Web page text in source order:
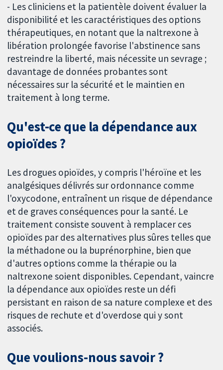
- Les cliniciens et la patientèle doivent évaluer la
disponibilité et les caractéristiques des options
thérapeutiques, en notant que la naltrexone à
libération prolongée favorise l'abstinence sans
restreindre la liberté, mais nécessite un sevrage ;
davantage de données probantes sont
nécessaires sur la sécurité et le maintien en
traitement à long terme.
Qu'est-ce que la dépendance aux
opioïdes ?
Les drogues opioïdes, y compris l'héroïne et les
analgésiques délivrés sur ordonnance comme
l'oxycodone, entraînent un risque de dépendance
et de graves conséquences pour la santé. Le
traitement consiste souvent à remplacer ces
opioïdes par des alternatives plus sûres telles que
la méthadone ou la buprénorphine, bien que
d'autres options comme la thérapie ou la
naltrexone soient disponibles. Cependant, vaincre
la dépendance aux opioïdes reste un défi
persistant en raison de sa nature complexe et des
risques de rechute et d'overdose qui y sont
associés.
Que voulions‐nous savoir ?